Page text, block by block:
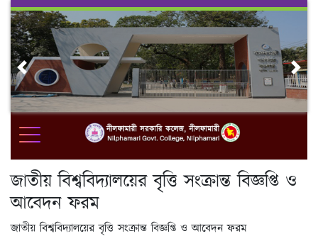
Skip
content
Previous
জাতীয় বিশ্ববিদ্যালয়ের বৃত্তি সংক্রান্ত বিজ্ঞপ্তি ও
আবেদন ফরম
জাতীয় বিশ্ববিদ্যালয়ের বৃত্তি সংক্রান্ত বিজ্ঞপ্তি ও আবেদন ফরম